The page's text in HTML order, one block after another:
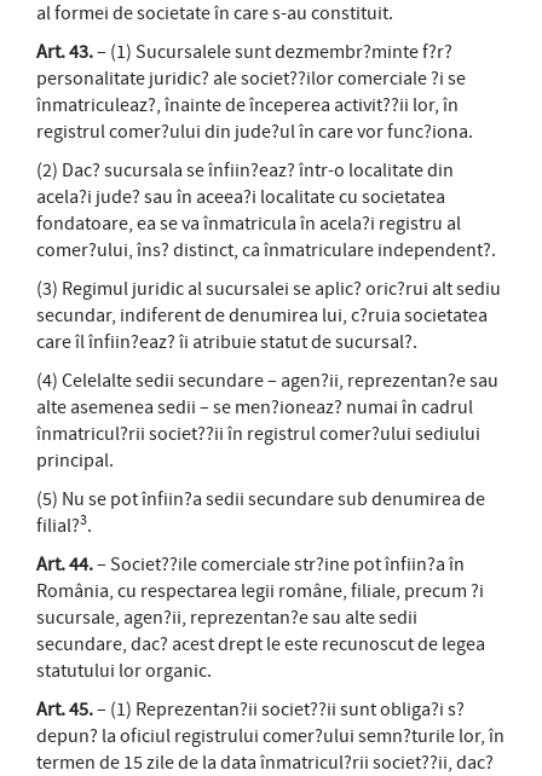
al formei de societate în care s-au constituit.
Art. 43.– (1) Sucursalele sunt dezmembr?minte f?r?
personalitate juridic? ale societ??ilor comerciale ?i se
înmatriculeaz?, înainte de începerea activit??ii lor, în
registrul comer?ului din jude?ul în care vor func?iona.
(2) Dac? sucursala se înfiin?eaz? într-o localitate din
acela?i jude? sau în aceea?i localitate cu societatea
fondatoare, ea se va înmatricula în acela?i registru al
comer?ului, îns? distinct, ca înmatriculare independent?.
(3) Regimul juridic al sucursalei se aplic? oric?rui alt sediu
secundar, indiferent de denumirea lui, c?ruia societatea
care îl înfiin?eaz? îi atribuie statut de sucursal?.
(4) Celelalte sedii secundare – agen?ii, reprezentan?e sau
alte asemenea sedii – se men?ioneaz? numai în cadrul
înmatricul?rii societ??ii în registrul comer?ului sediului
principal.
(5) Nu se pot înfiin?a sedii secundare sub denumirea de
filial?3.
Art. 44.– Societ??ile comerciale str?ine pot înfiin?a în
România, cu respectarea legii române, filiale, precum ?i
sucursale, agen?ii, reprezentan?e sau alte sedii
secundare, dac? acest drept le este recunoscut de legea
statutului lor organic.
Art. 45.– (1) Reprezentan?ii societ??ii sunt obliga?i s?
depun? la oficiul registrului comer?ului semn?turile lor, în
termen de 15 zile de la data înmatricul?rii societ??ii, dac?